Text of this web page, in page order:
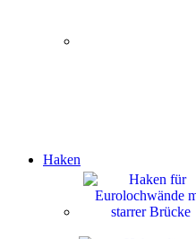
Haken